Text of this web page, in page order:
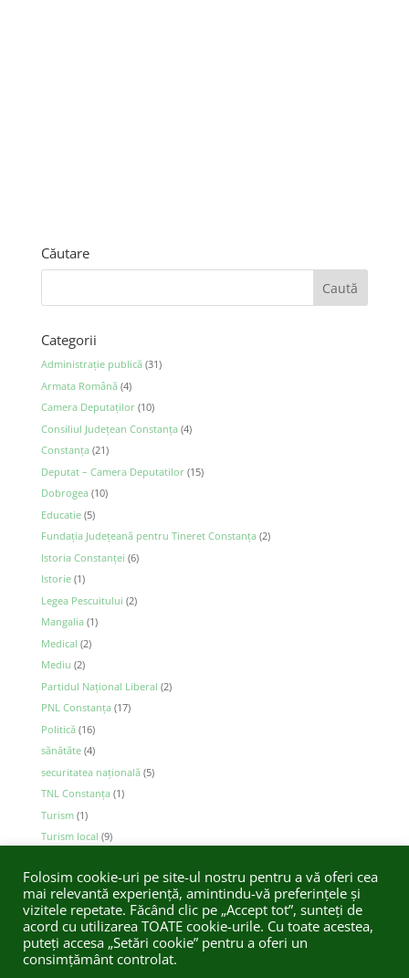
Căutare
Categorii
Administraţie publică(31)
Armata Română(4)
Camera Deputaţilor(10)
Consiliul Județean Constanța(4)
Constanța(21)
Deputat – Camera Deputatilor(15)
Dobrogea(10)
Educatie(5)
Fundația Județeană pentru Tineret Constanța(2)
Istoria Constanței (6)
Istorie(1)
Legea Pescuitului (2)
Mangalia(1)
Medical (2)
Mediu (2)
Partidul Național Liberal (2)
PNL Constanţa(17)
Politică(16)
sănătăte(4)
securitatea naţională(5)
TNL Constanța(1)
Turism(1)
Turism local (9)
Acasă Despre Blog Contactează-mă
Folosim cookie-uri pe site-ul nostru pentru a vă oferi cea
mai relevantă experiență, amintindu-vă preferințele și
vizitele repetate. Făcând clic pe „Accept tot”, sunteți de
acord cu utilizarea TOATE cookie-urile. Cu toate acestea,
puteți accesa „Setări cookie” pentru a oferi un
consimțământ controlat.